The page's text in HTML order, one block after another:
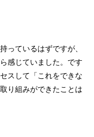
っているはずですが、
感じていました。です
スして「これをできな
り組みができたことは